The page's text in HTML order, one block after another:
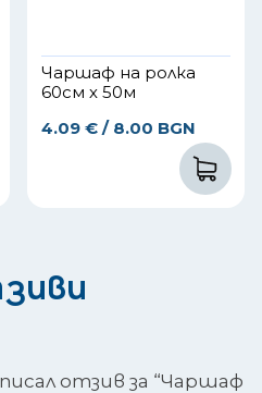
Чаршаф на ролка
60см х 50м
4.09 € / 8.00 BGN
отзив за “Чаршаф